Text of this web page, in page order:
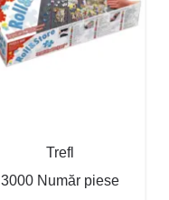
Trefl
3000 Număr piese